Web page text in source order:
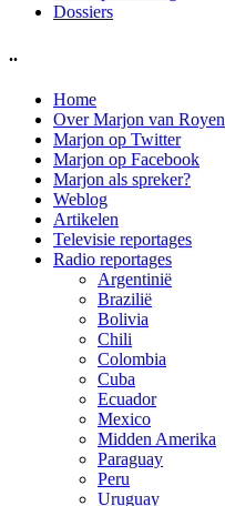
Dossiers
..
Home
Over Marjon van Royen
Marjon op Twitter
Marjon op Facebook
Marjon als spreker?
Weblog
Artikelen
Televisie reportages
Radio reportages
Argentinië
Brazilië
Bolivia
Chili
Colombia
Cuba
Ecuador
Mexico
Midden Amerika
Paraguay
Peru
Uruguay